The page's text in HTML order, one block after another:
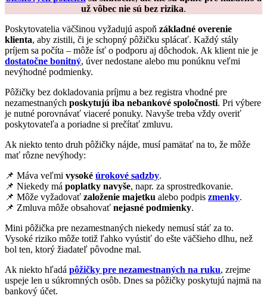
už vôbec nie sú bez rizika.
Poskytovatelia väčšinou vyžadujú aspoň základné overenie
klienta, aby zistili, či je schopný pôžičku splácať. Každý stály
príjem sa počíta – môže ísť o podporu aj dôchodok. Ak klient nie je
dostatočne bonitný, úver nedostane alebo mu ponúknu veľmi
nevýhodné podmienky.
Pôžičky bez dokladovania príjmu a bez registra vhodné pre
nezamestnaných poskytujú iba nebankové spoločnosti. Pri výbere
je nutné porovnávať viaceré ponuky. Navyše treba vždy overiť
poskytovateľa a poriadne si prečítať zmluvu.
Ak niekto tento druh pôžičky nájde, musí pamätať na to, že môže
mať rôzne nevýhody:
📌 Máva veľmi vysoké úrokové sadzby.
📌 Niekedy má poplatky navyše, napr. za sprostredkovanie.
📌 Môže vyžadovať založenie majetku alebo podpis zmenky.
📌 Zmluva môže obsahovať nejasné podmienky.
Mini pôžička pre nezamestnaných niekedy nemusí stáť za to.
Vysoké riziko môže totiž ľahko vyústiť do ešte väčšieho dlhu, než
bol ten, ktorý žiadateľ pôvodne mal.
Ak niekto hľadá pôžičky pre nezamestnaných na ruku, zrejme
uspeje len u súkromných osôb. Dnes sa pôžičky poskytujú najmä na
bankový účet.